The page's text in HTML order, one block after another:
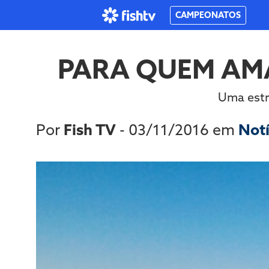
CAMPEONATOS
PARA QUEM
Uma
Por Fish TV - 03/11/2016 em